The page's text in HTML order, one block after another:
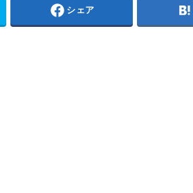
シェア